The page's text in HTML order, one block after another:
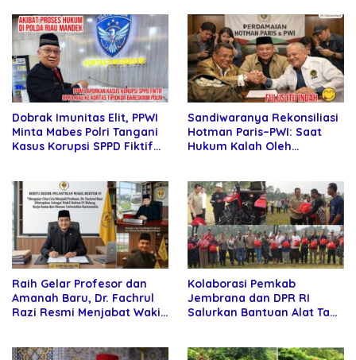
Dobrak Imunitas Elit, PPWI
Minta Mabes Polri Tangani
Kasus Korupsi SPPD Fiktif
Sandiwaranya Rekonsiliasi
Hotman Paris–PWI: Saat
Hukum Kalah Oleh
Raih Gelar Profesor dan
Amanah Baru, Dr. Fachrul
Razi Resmi Menjabat Wakil
Kolaborasi Pemkab
Jembrana dan DPR RI
Salurkan Bantuan Alat Tani